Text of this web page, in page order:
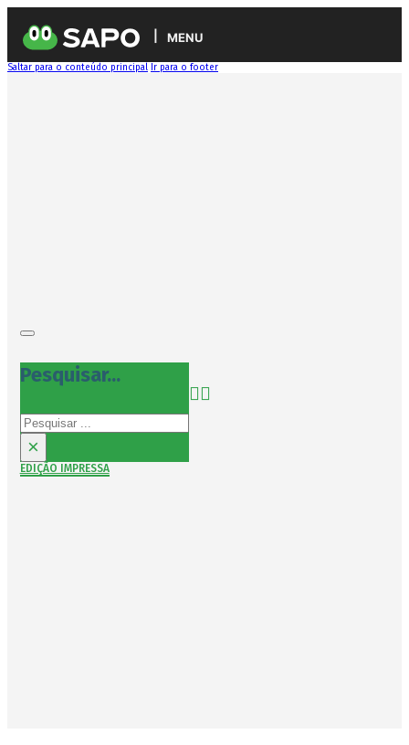
MENU
Saltar para o conteúdo principal Ir para o footer
Pesquisar...
Pesquisar
×
EDIÇÃO IMPRESSA